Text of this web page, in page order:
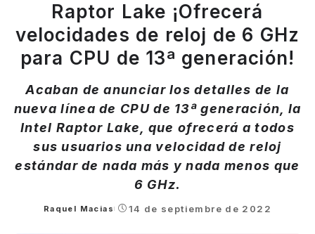
Raptor Lake ¡Ofrecerá
velocidades de reloj de 6 GHz
para CPU de 13ª generación!
Acaban de anunciar los detalles de la
nueva línea de CPU de 13ª generación, la
Intel Raptor Lake, que ofrecerá a todos
sus usuarios una velocidad de reloj
estándar de nada más y nada menos que
6 GHz.
Posted
Raquel Macias 14 de septiembre de 2022